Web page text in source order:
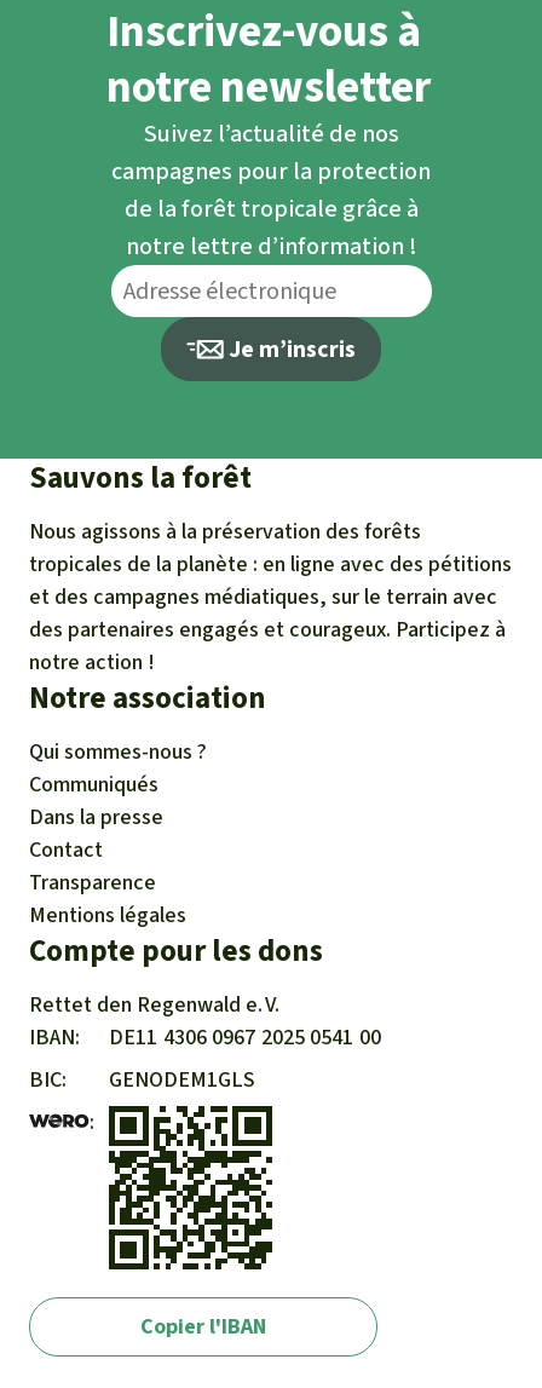
Inscrivez-vous à
notre newsletter
Suivez l’actualité de nos
campagnes pour la protection
de la forêt tropicale grâce à
notre lettre d’information !
Je m’inscris
Sauvons la forêt
Nous agissons à la préservation des forêts
tropicales de la planète : en ligne avec des pétitions
et des campagnes médiatiques, sur le terrain avec
des partenaires engagés et courageux. Participez à
notre action !
Notre association
Qui sommes-nous ?
Communiqués
Dans la presse
Contact
Transparence
Mentions légales
Compte pour les dons
Rettet den Regenwald e. V.
IBAN
DE11 4306 0967 2025 0541 00
BIC
GENODEM1GLS
Copier l'IBAN